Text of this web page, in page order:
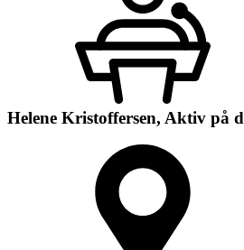
Helene Kristoffersen, Aktiv på